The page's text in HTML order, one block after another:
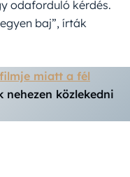
odaforduló kérdés.
baj”, írták
miatt a fél
nehezen közlekedni